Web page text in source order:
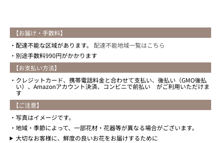
【お届け・手数料】
配達不能な区域があります。 配達不能地域一覧はこちら
別途手数料990円がかかります
【お支払い方法】
クレジットカード、携帯電話料金と合わせて支払い、後払い（GMO後払
い）、Amazonアカウント決済、コンビニで前払い がご利用いただけま
す
【ご注意】
写真はイメージです。
地域・季節によって、一部花材・花器等が異なる場合がございます。
大切なお客様に、鮮度の良いお花をお届けするために